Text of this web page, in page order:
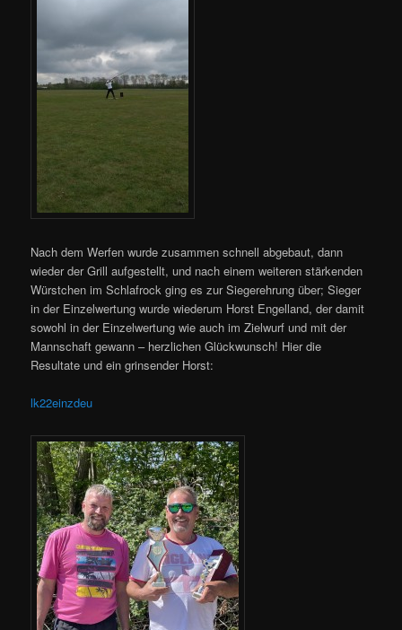
Nach dem Werfen wurde zusammen schnell abgebaut, dann
wieder der Grill aufgestellt, und nach einem weiteren stärkenden
Würstchen im Schlafrock ging es zur Siegerehrung über; Sieger
in der Einzelwertung wurde wiederum Horst Engelland, der damit
sowohl in der Einzelwertung wie auch im Zielwurf und mit der
Mannschaft gewann – herzlichen Glückwunsch! Hier die
Resultate und ein grinsender Horst:
lk22einzdeu